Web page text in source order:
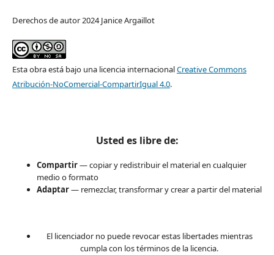
Derechos de autor 2024 Janice Argaillot
Esta obra está bajo una licencia internacionalCreative Commons
Atribución-NoComercial-CompartirIgual 4.0.
Usted es libre de:
Compartir— copiar y redistribuir el material en cualquier
medio o formato
Adaptar— remezclar, transformar y crear a partir del material
El licenciador no puede revocar estas libertades mientras
cumpla con los términos de la licencia.